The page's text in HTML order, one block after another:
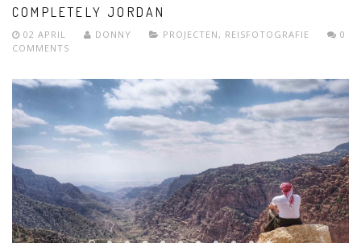
COMPLETELY JORDAN
02 APRIL DONNY PROJECTEN , REISFOTOGRAFIE
0
COMMENTS